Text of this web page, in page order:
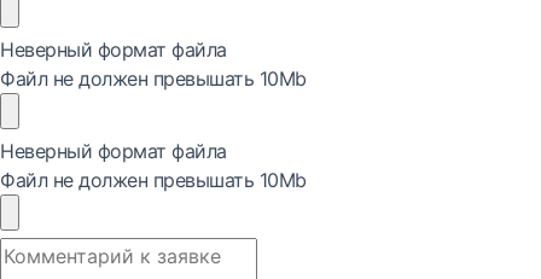
Неверный формат файла
Файл не должен превышать 10Mb
Неверный формат файла
Файл не должен превышать 10Mb